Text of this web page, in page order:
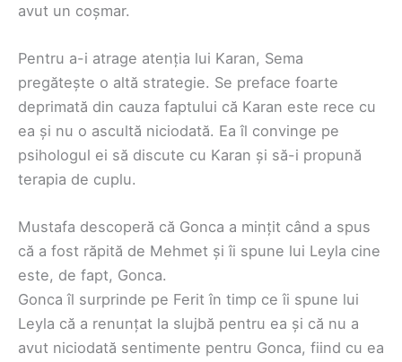
avut un coșmar.
Pentru a-i atrage atenția lui Karan, Sema
pregătește o altă strategie. Se preface foarte
deprimată din cauza faptului că Karan este rece cu
ea și nu o ascultă niciodată. Ea îl convinge pe
psihologul ei să discute cu Karan și să-i propună
terapia de cuplu.
Mustafa descoperă că Gonca a mințit când a spus
că a fost răpită de Mehmet și îi spune lui Leyla cine
este, de fapt, Gonca.
Gonca îl surprinde pe Ferit în timp ce îi spune lui
Leyla că a renunțat la slujbă pentru ea și că nu a
avut niciodată sentimente pentru Gonca, fiind cu ea